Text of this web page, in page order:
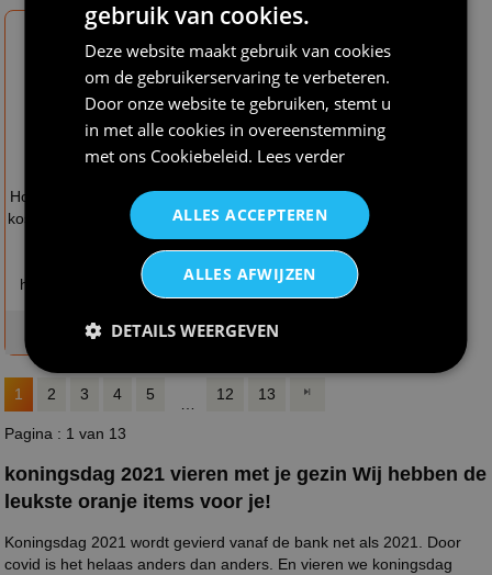
Hollands kaasmeisje
kostuum perfect voor
hollandse feesten
op voorraad
€ 20,95
Koningsdag shirtje
op voorraad
1 2 3 4 5 12 13
Pagina : 1 van 13
koningsdag 2021 vieren met je gezin Wij hebben de
leukste oranje items voor je!
Koningsdag 2021 wordt gevierd vanaf de bank net als 2021. Door
covid is het helaas anders dan anders. En vieren we koningsdag
gebruik van cookies.
Deze website maakt gebruik van cookies
om de gebruikerservaring te verbeteren.
Door onze website te gebruiken, stemt u
in met alle cookies in overeenstemming
met ons Cookiebeleid. Lees verder
ALLES ACCEPTEREN
ALLES AFWIJZEN
DETAILS WEERGEVEN